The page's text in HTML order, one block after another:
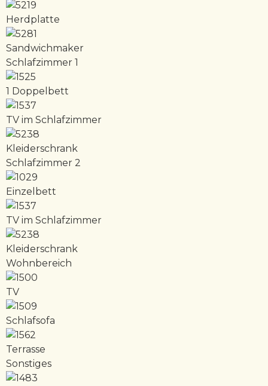
Herdplatte
Sandwichmaker
Schlafzimmer 1
1 Doppelbett
TV im Schlafzimmer
Kleiderschrank
Schlafzimmer 2
Einzelbett
TV im Schlafzimmer
Kleiderschrank
Wohnbereich
TV
Schlafsofa
Terrasse
Sonstiges